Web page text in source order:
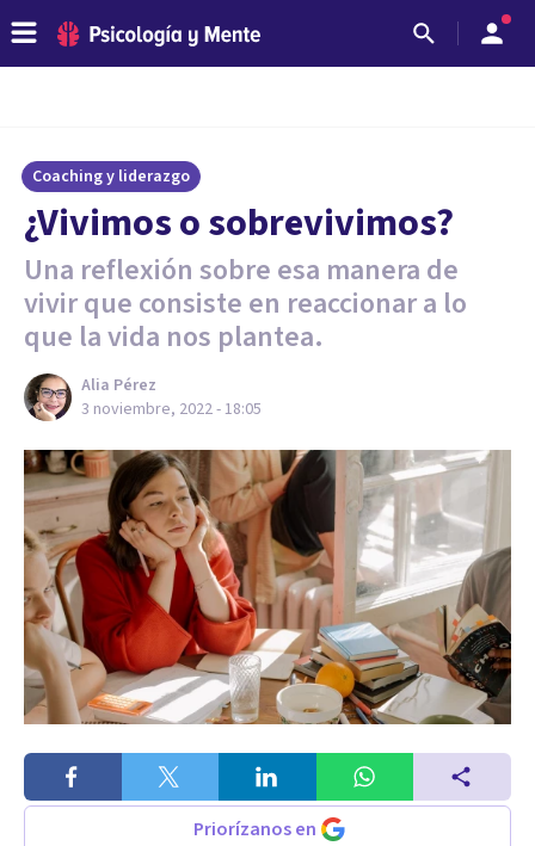
Coaching y liderazgo
¿Vivimos o sobrevivimos?
Una reflexión sobre esa manera de
vivir que consiste en reaccionar a lo
que la vida nos plantea.
Alia Pérez
3 noviembre, 2022 - 18:05
Priorízanos en